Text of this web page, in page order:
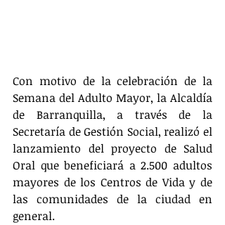
Con motivo de la celebración de la
Semana del Adulto Mayor, la Alcaldía
de Barranquilla, a través de la
Secretaría de Gestión Social, realizó el
lanzamiento del proyecto de Salud
Oral que beneficiará a 2.500 adultos
mayores de los Centros de Vida y de
las comunidades de la ciudad en
general.